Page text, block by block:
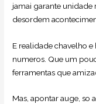
jamai garante
desordem
E realidade chavelho
numeros. Que um
ferramentas que
Mas, apontar auge, so